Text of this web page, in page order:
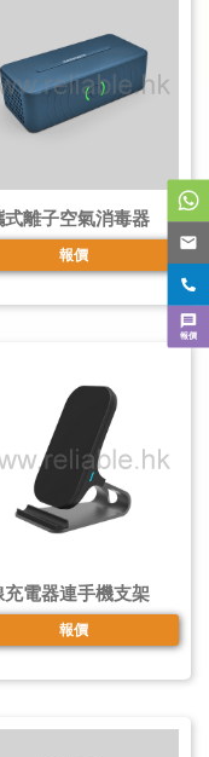
報價
式離子空氣消毒器
報價
充電器連手機支架
報價